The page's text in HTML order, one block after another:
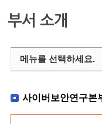
부서 소개
메뉴를 선택하세요.
사이버보안연구본